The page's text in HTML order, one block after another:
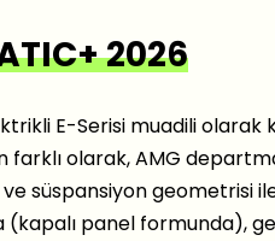
2026
E-Serisi muadili olarak
olarak, AMG
süspansiyon geometrisi ile
(kapalı panel formunda),